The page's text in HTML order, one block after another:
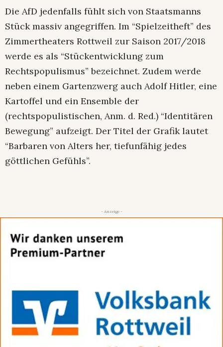
Die AfD jedenfalls fühlt sich von Staatsmanns
Stück massiv angegriffen. Im “Spielzeitheft” des
Zimmertheaters Rottweil zur Saison 2017/2018
werde es als “Stückentwicklung zum
Rechtspopulismus” bezeichnet. Zudem werde
neben einem Gartenzwerg auch Adolf Hitler, eine
Kartoffel und ein Ensemble der
(rechtspopulistischen, Anm. d. Red.) “Identitären
Bewegung” aufzeigt. Der Titel der Grafik lautet
“Barbaren von Alters her, tiefunfähig jedes
göttlichen Gefühls”.
- Anzeige -